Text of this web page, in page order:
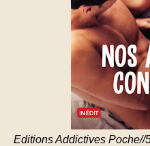
Editions Addictives Poche//